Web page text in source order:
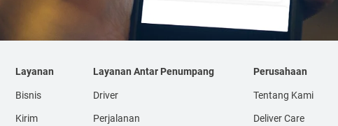
Layanan
Bisnis
Kirim
Layanan Antar Penumpang
Driver
Perjalanan
Perusahaan
Tentang Kami
Deliver Care